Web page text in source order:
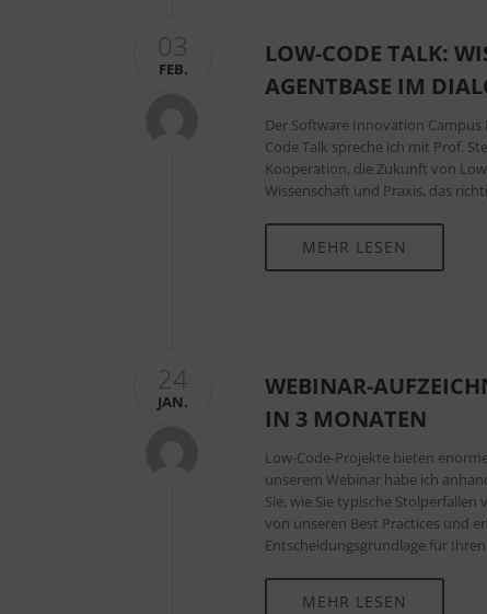
03
FEB.
LOW-CODE TALK:
AGENTBASE IM
Der Software Innovation Campus
Code Talk spreche ich mit Prof.
Kooperation, die Zukunft von
Wissenschaft und Praxis, das
MEHR LESEN
24
JAN.
WEBINAR-
IN 3 MONATEN
Low-Code-Projekte bieten
unserem Webinar habe ich
Sie, wie Sie typische
von unseren Best Practices und
Entscheidungsgrundlage für
MEHR LESEN